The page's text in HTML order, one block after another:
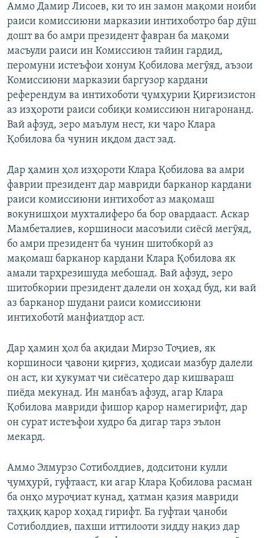
Аммо Дамир Лисоев, ки то ин замон мақоми ноиби
раиси комиссиюни марказии интихоботро бар дӯш
дошт ва бо амри президент фавран ба мақоми
масъули раиси ин Комиссиюн тайин гардид,
перомуни истеъфои хонум Қобилова мегӯяд, аъзои
Комиссиюни марказии баргузор кардани
референдум ва интихоботи ҷумҳурии Қирғизистон
аз изҳороти раиси собиқи комиссиюн нигаронанд.
Вай афзуд, зеро маълум нест, ки чаро Клара
Қобилова ба чунин иқдом даст зад.
Дар ҳамин ҳол изҳороти Клара Қобилова ва амри
фаврии президент дар мавриди барканор кардани
раиси комиссиюни интихобот аз мақомаш
вокунишҳои мухталиферо ба бор овардааст. Аскар
Мамбеталиев, коршиноси масоъили сиёсӣ мегӯяд,
бо амри президент ба чунин шитобкорӣ аз
мақомаш барканор кардани Клара Қобилова як
амали тарҳрезишуда мебошад. Вай афзуд, зеро
шитобкории президент далели он хоҳад буд, ки вай
аз барканор шудани раиси комиссиюни
интихоботӣ манфиатдор аст.
Дар ҳамин ҳол ба ақидаи Мирзо Тоҷиев, як
коршиноси ҷавони қирғиз, ҳодисаи мазбур далели
он аст, ки ҳукумат чи сиёсатеро дар кишвараш
пиёда мекунад. Ин манбаъ афзуд, агар Клара
Қобилова мавриди фишор қарор намегирифт, дар
он сурат истеъфои худро ба дигар тарз эълон
мекард.
Аммо Элмурзо Сотиболдиев, додситони кулли
ҷумҳурӣ, гуфтааст, ки агар Клара Қобилова расман
ба онҳо муроҷиат кунад, ҳатман қазия мавриди
таҳқиқ қарор хоҳад гирифт. Ба гуфтаи ҷаноби
Сотиболдиев, пахши иттилооти зидду нақиз дар